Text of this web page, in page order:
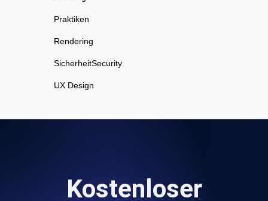
Praktiken
Rendering
SicherheitSecurity
UX Design
Kostenloser